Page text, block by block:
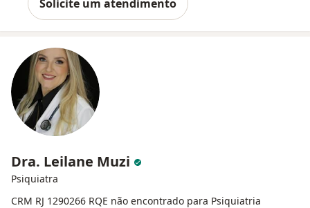
Solicite um atendimento
Dra. Leilane Muzi
Psiquiatra
CRM RJ 1290266 RQE não encontrado para Psiquiatria